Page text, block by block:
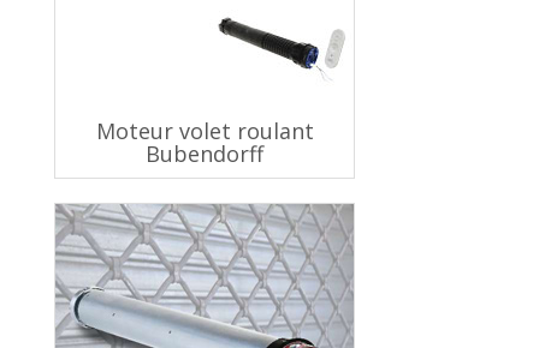
Moteur volet roulant
Bubendorff